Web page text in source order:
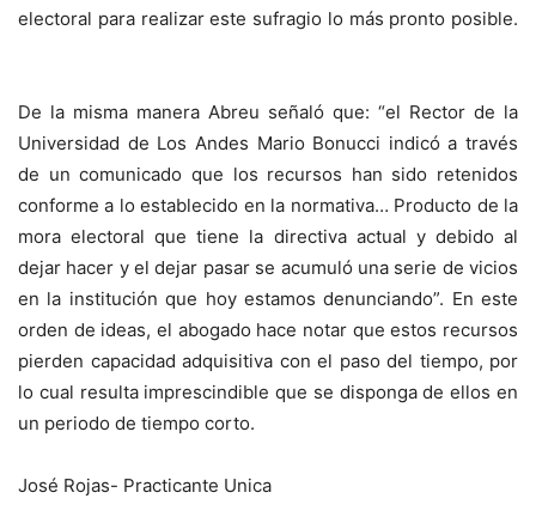
electoral para realizar este sufragio lo más pronto posible.
De la misma manera Abreu señaló que: “el Rector de la
Universidad de Los Andes Mario Bonucci indicó a través
de un comunicado que los recursos han sido retenidos
conforme a lo establecido en la normativa… Producto de la
mora electoral que tiene la directiva actual y debido al
dejar hacer y el dejar pasar se acumuló una serie de vicios
en la institución que hoy estamos denunciando”. En este
orden de ideas, el abogado hace notar que estos recursos
pierden capacidad adquisitiva con el paso del tiempo, por
lo cual resulta imprescindible que se disponga de ellos en
un periodo de tiempo corto.
José Rojas- Practicante Unica